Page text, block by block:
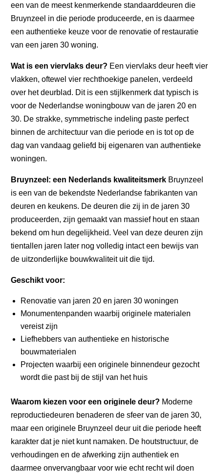
een van de meest kenmerkende standaarddeuren die
Bruynzeel in die periode produceerde, en is daarmee
een authentieke keuze voor de renovatie of restauratie
van een jaren 30 woning.
Wat is een viervlaks deur? Een viervlaks deur heeft vier
vlakken, oftewel vier rechthoekige panelen, verdeeld
over het deurblad. Dit is een stijlkenmerk dat typisch is
voor de Nederlandse woningbouw van de jaren 20 en
30. De strakke, symmetrische indeling paste perfect
binnen de architectuur van die periode en is tot op de
dag van vandaag geliefd bij eigenaren van authentieke
woningen.
Bruynzeel: een Nederlands kwaliteitsmerk Bruynzeel
is een van de bekendste Nederlandse fabrikanten van
deuren en keukens. De deuren die zij in de jaren 30
produceerden, zijn gemaakt van massief hout en staan
bekend om hun degelijkheid. Veel van deze deuren zijn
tientallen jaren later nog volledig intact een bewijs van
de uitzonderlijke bouwkwaliteit uit die tijd.
Geschikt voor:
Renovatie van jaren 20 en jaren 30 woningen
Monumentenpanden waarbij originele materialen
vereist zijn
Liefhebbers van authentieke en historische
bouwmaterialen
Projecten waarbij een originele binnendeur gezocht
wordt die past bij de stijl van het huis
Waarom kiezen voor een originele deur? Moderne
reproductiedeuren benaderen de sfeer van de jaren 30,
maar een originele Bruynzeel deur uit die periode heeft
karakter dat je niet kunt namaken. De houtstructuur, de
verhoudingen en de afwerking zijn authentiek en
daarmee onvervangbaar voor wie echt recht wil doen